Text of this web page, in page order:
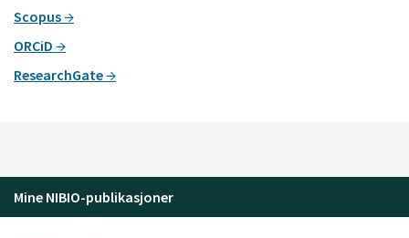
Scopus
ORCiD
ResearchGate
Mine NIBIO-publikasjoner